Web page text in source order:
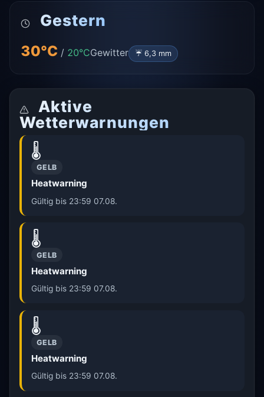
Gestern
30°C / 20°CGewitter ☔ 6,3 mm
Aktive
Wetterwarnungen
🌡️
GELB
Heatwarning
Gültig bis 23:59 07.08.
🌡️
GELB
Heatwarning
Gültig bis 23:59 07.08.
🌡️
GELB
Heatwarning
Gültig bis 23:59 07.08.